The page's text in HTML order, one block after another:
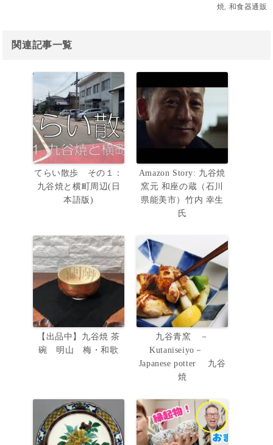
焼, 和食器通販
関連記事一覧
てらい散歩 その１：
九谷焼と横町周辺(日
本語版)
Amazon Story: 九谷焼
窯元 和座の蔵（石川
県能美市）竹内 幸生
氏
【出品中】九谷焼 茶
碗 明山 梅・和歌
九谷青窯 －
Kutaniseiyo－
Japanese potter 九谷
焼